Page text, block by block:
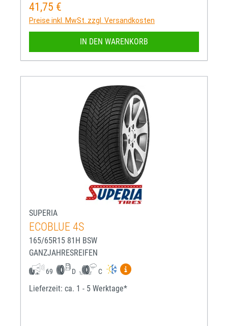
Regulärer Preis:
41,75 €
Preise inkl. MwSt. zzgl. Versandkosten
IN DEN WARENKORB
SUPERIA
ECOBLUE 4S
165/65R15 81H BSW
GANZJAHRESREIFEN
69 D C
Mehr Informationen zum
Lieferzeit: ca. 1 - 5 Werktage*